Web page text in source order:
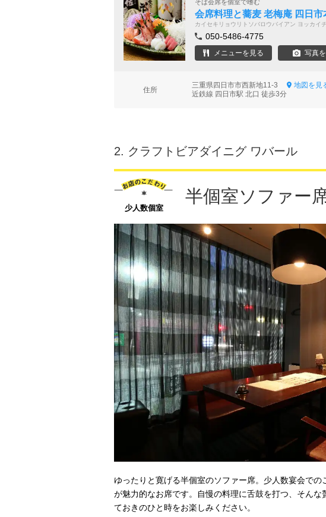
そば会席を個室で嗜む
会席料理と蕎麦 老梅庵 四日市
カイセキリョウリトソバロウバイアン ヨッカイ
050-5486-4775
メニューを見る 写真
住所
三重県四日市市西新地11-3
地図を見
近鉄線 四日市駅 北口 徒歩3分
2. クラフトビアダイニグ ワバール
少人数個室
半個室ソファー
ゆったりと寛げる半個室のソファー席。少人数宴会で
が魅力的なお席です。自慢の料理に舌鼓を打つ、そん
ておきのひと時をお楽しみください。